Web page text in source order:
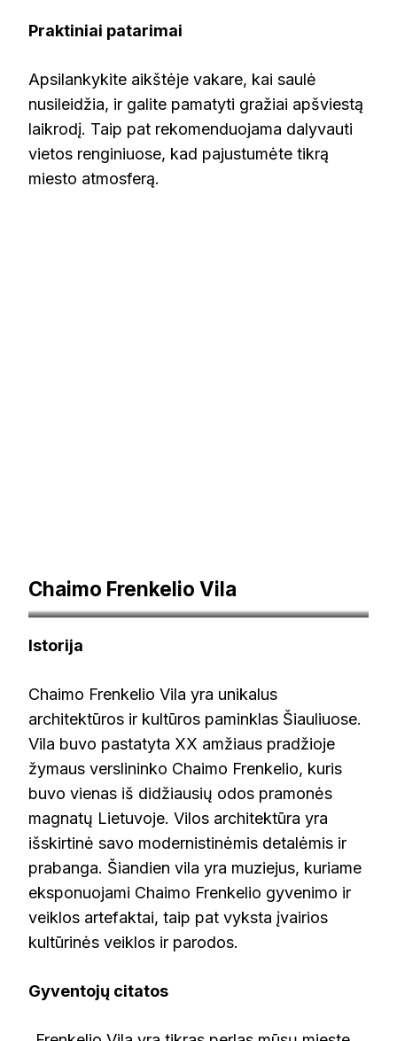
Praktiniai patarimai
Apsilankykite aikštėje vakare, kai saulė
nusileidžia, ir galite pamatyti gražiai apšviestą
laikrodį. Taip pat rekomenduojama dalyvauti
vietos renginiuose, kad pajustumėte tikrą
miesto atmosferą.
Chaimo Frenkelio Vila
lt.wikipedia į Vikiteką by Hugo.arg naudojant
https://commons.wikimedia.org/w/index.php?
curid=9992551
Istorija
Chaimo Frenkelio Vila yra unikalus
architektūros ir kultūros paminklas Šiauliuose.
Vila buvo pastatyta XX amžiaus pradžioje
žymaus verslininko Chaimo Frenkelio, kuris
buvo vienas iš didžiausių odos pramonės
magnatų Lietuvoje. Vilos architektūra yra
išskirtinė savo modernistinėmis detalėmis ir
prabanga. Šiandien vila yra muziejus, kuriame
eksponuojami Chaimo Frenkelio gyvenimo ir
veiklos artefaktai, taip pat vyksta įvairios
kultūrinės veiklos ir parodos.
Gyventojų citatos